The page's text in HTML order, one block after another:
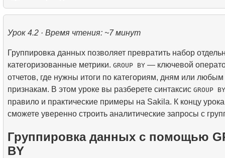
9.Алгоритмы JOIN
10.Операции над наборами данных
4.Введение в SQL-индексы
анализа данных
1.Самый быстрый вариант перелета
Рассчитать среднюю заполняемость рейсов
3.Карта мест в самолете
Урок 4.2 · Время чтения: ~7 минут
Группировка данных позволяет превратить набор
категоризованные метрики. GROUP BY — ключевой
отчетов, где нужны итоги по категориям, дням или любым
признакам. В этом уроке вы разберете синтаксис GROUP BY
правило и практические примеры на Sakila. К концу
сможете уверенно строить аналитические запросы с
Группировка данных с помощью
BY